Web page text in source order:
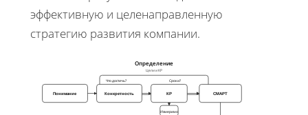
эффективную и целенаправленную
стратегию развития компании.
Определение
Цели и КР
Что достичь?
Какие метрики?
Сроки?
Понимание Конкретность КР СМАРТ
Измеримо